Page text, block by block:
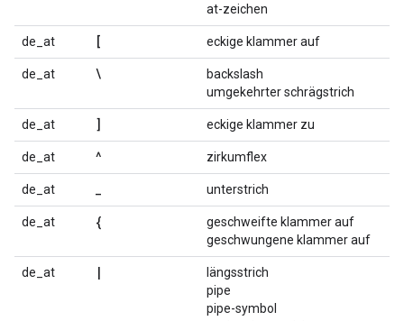
at-zeichen
de_at [ eckige klammer auf
de_at \
backslash
umgekehrter schrägstrich
de_at ] eckige klammer zu
de_at ^ zirkumflex
de_at _ unterstrich
de_at {
geschweifte klammer auf
geschwungene klammer auf
de_at |
längsstrich
pipe
pipe-symbol